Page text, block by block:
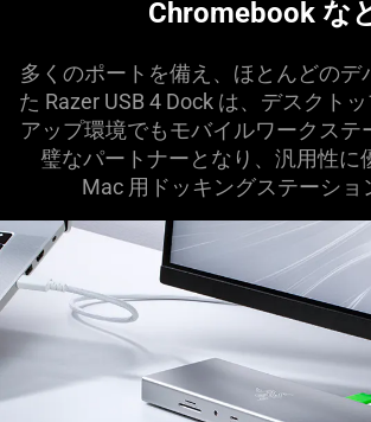
Chromebook な
多くのポートを備え、ほとんどのデ
た Razer USB 4 Dock は、デスクト
アップ環境でもモバイルワークステ
璧なパートナーとなり、汎用性に
Mac 用ドッキングステーショ